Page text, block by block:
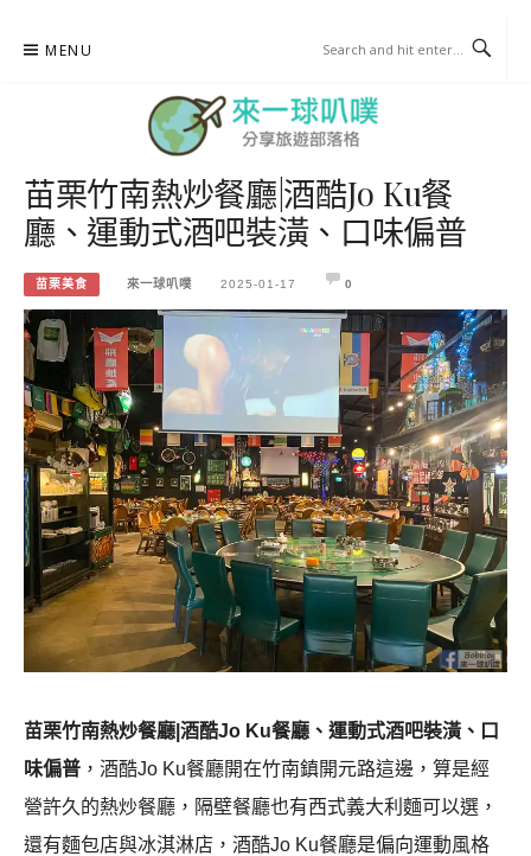
MENU
來一球叭噗
分享日本自助部落格
苗栗竹南熱炒餐廳|酒酷Jo Ku餐
廳、運動式酒吧裝潢、口味偏普
苗栗美食 來一球叭噗 2025-01-17 0
苗栗竹南熱炒餐廳|酒酷Jo Ku餐廳、運動式酒吧裝潢、口
味偏普 ，酒酷Jo Ku餐廳開在竹南鎮開元路這邊，算是經
營許久的熱炒餐廳，隔壁餐廳也有西式義大利麵可以選，
還有麵包店與冰淇淋店，酒酷Jo Ku餐廳是偏向運動風格